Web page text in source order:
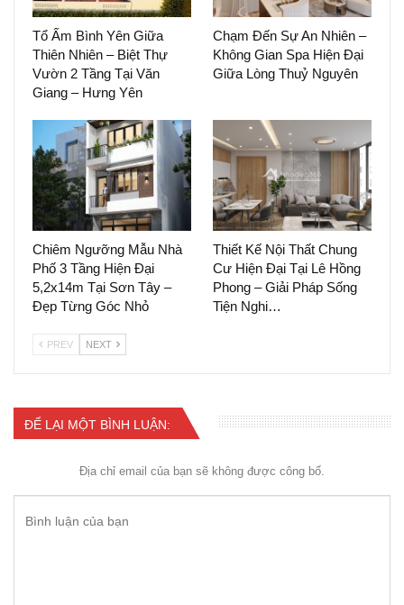
Tổ Ấm Bình Yên Giữa
Thiên Nhiên – Biệt Thự
Vườn 2 Tầng Tại Văn
Giang – Hưng Yên
Chạm Đến Sự An Nhiên –
Không Gian Spa Hiện Đại
Giữa Lòng Thuỷ Nguyên
Chiêm Ngưỡng Mẫu Nhà
Phố 3 Tầng Hiện Đại
5,2x14m Tại Sơn Tây –
Đẹp Từng Góc Nhỏ
Thiết Kế Nội Thất Chung
Cư Hiện Đại Tại Lê Hồng
Phong – Giải Pháp Sống
Tiện Nghi…
PREV NEXT
ĐỂ LẠI MỘT BÌNH LUẬN:
Địa chỉ email của bạn sẽ không được công bố.